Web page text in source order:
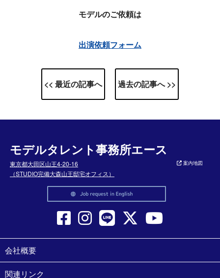
モデルのご依頼は
出演依頼フォーム
<< 最近の記事へ 過去の記事へ >>
モデルタレント事務所エース
東京都大田区山王4-20-16
（STUDIO完備大森山王邸宅オフィス）
案内地図
会社概要
関連リンク